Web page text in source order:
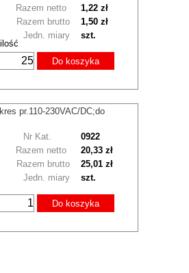
Razem brutto 1,50 zł
Razem netto 1,22 zł
Jedn. miary szt.
Do koszyka
pr.110-230VAC/DC;do
Nr Kat.
0922
Razem brutto 25,01 zł
Razem netto 20,33 zł
Jedn. miary szt.
Do koszyka